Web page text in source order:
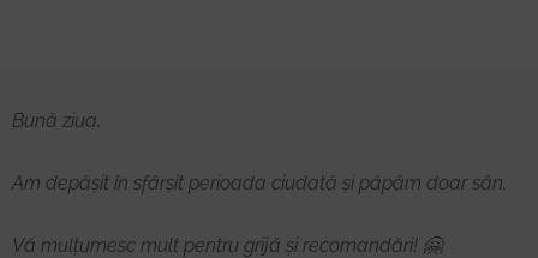
Bună ziua,
Am depășit în sfârșit perioada ciudată și păpăm doar sân.
Vă mulțumesc mult pentru grijă și recomandări! 🤗